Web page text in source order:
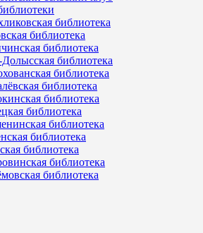
библиотека
библиотека
библиотека
Долысская библиотека
библиотека
библиотека
библиотека
библиотека
библиотека
библиотека
библиотека
библиотека
библиотека